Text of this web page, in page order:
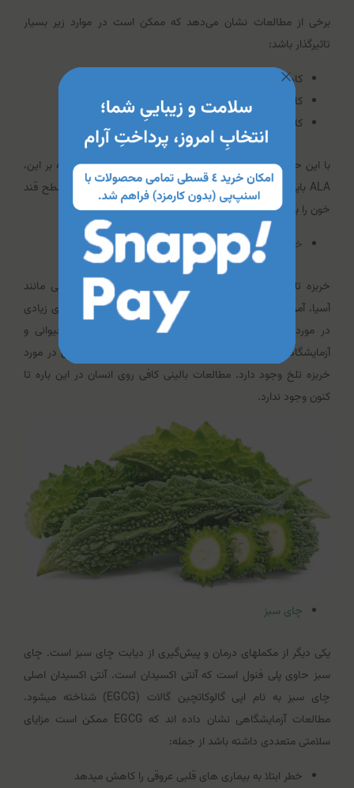
برخی از مطالعات نشان می‌دهد که ممکن است در موارد زیر بسیار
تاثیرگذار باشد:
کاهش استرس اکسیداتیو
کاهش سطح قند خون ناشتا
کاهش مقاومت به انسولین
با این حال، تحقیقات بیشتری در این باره مورد نیاز است. علاوه بر این،
ALA باید با احتیاط مصرف شود، زیرا این پتانسیل را دارد که سطح قند
خون را به سطوح خطرناک کاهش دهد.
خربزه تلخ
خربزه تلخ برای درمان بیماری‎های مرتبط با دیابت در کشورهایی مانند
آسیا، آمریکای جنوبی و سایر کشورها استفاده می‌شود. داده‌های زیادی
در مورد اثربخشی آن به عنوان درمان دیابت در مطالعات حیوانی و
آزمایشگاهی وجود دارد. با این حال، اطلاعات انسانی محدودی در مورد
خربزه تلخ وجود دارد. مطالعات بالینی کافی روی انسان در این باره تا
کنون وجود ندارد.
چای سبز
یکی دیگر از مکمل‎های درمان و پیش‌گیری از دیابت چای سبز است. چای
سبز حاوی پلی فنول است که آنتی اکسیدان است. آنتی اکسیدان اصلی
چای سبز به نام اپی گالوکاتچین گالات (EGCG) شناخته می‎شود.
مطالعات آزمایشگاهی نشان داده اند که EGCG ممکن است مزایای
سلامتی متعددی داشته باشد از جمله:
خطر ابتلا به بیماری های قلبی عروقی را کاهش می‎دهد